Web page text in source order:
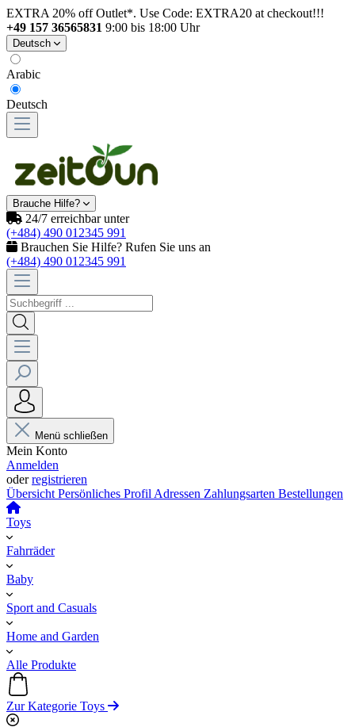
EXTRA 20% off Outlet*. Use Code: EXTRA20 at checkout!!!
+49 157 36565831 9:00 bis 18:00 Uhr
Deutsch
Arabic
Deutsch
Brauche Hilfe?
24/7 erreichbar unter
(+484) 490 012345 991
Brauchen Sie Hilfe? Rufen Sie uns an
(+484) 490 012345 991
Menü schließen
Mein Konto
Anmelden
oderregistrieren
Übersicht Persönliches Profil Adressen Zahlungsarten Bestellungen
Toys
Fahrräder
Baby
Sport and Casuals
Home and Garden
Alle Produkte
Zur Kategorie Toys